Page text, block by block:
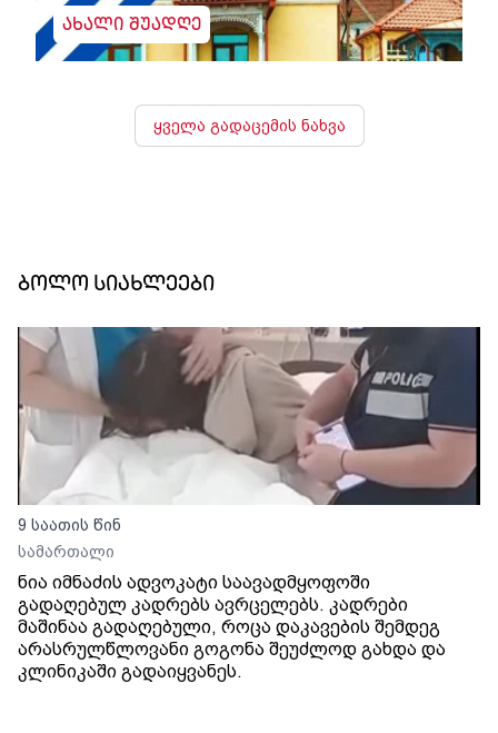
ახალი შუადღე
ყველა გადაცემის ნახვა
ბოლო სიახლეები
9 საათის წინ
სამართალი
ნია იმნაძის ადვოკატი საავადმყოფოში
გადაღებულ კადრებს ავრცელებს. კადრები
მაშინაა გადაღებული, როცა დაკავების შემდეგ
არასრულწლოვანი გოგონა შეუძლოდ გახდა და
კლინიკაში გადაიყვანეს.